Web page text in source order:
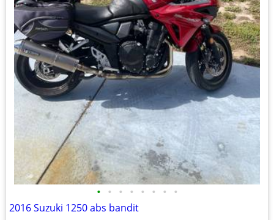
• • • • • • • •
2016 Suzuki 1250 abs bandit